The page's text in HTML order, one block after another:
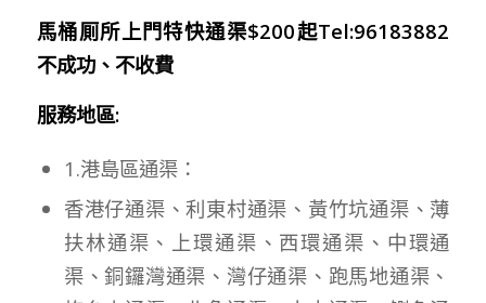
馬桶厠所上門特快通渠$200起Tel:96183882
不成功、不收費
服務地區:
1.港島區通渠：
香港仔通渠、利東村通渠、黃竹坑通渠、薄
扶林通渠、上環通渠、西環通渠、中環通
渠、銅鑼灣通渠、灣仔通渠、跑馬地通渠、